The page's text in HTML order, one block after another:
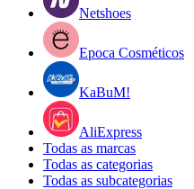
Netshoes
Epoca Cosméticos
KaBuM!
AliExpress
Todas as marcas
Todas as categorias
Todas as subcategorias